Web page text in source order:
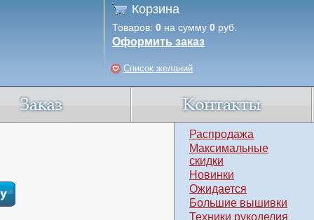
Корзина
Товаров: 0 на сумму 0 руб.
Оформить заказ
Список желаний
Распродажа
Максимальные
скидки
Новинки
Ожидается
Большие вышивки
Техники рукоделия